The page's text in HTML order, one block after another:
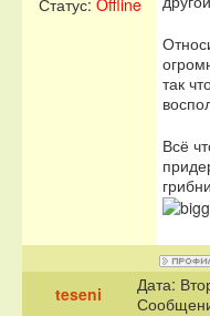
Статус: Offline
так
Всё
teseni
Дата: